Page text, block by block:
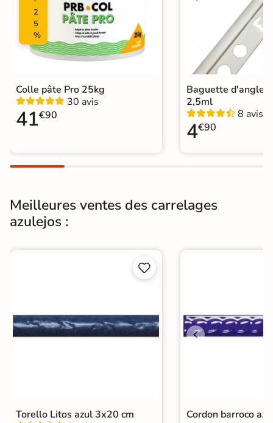
Normes Certification CE
Origine Espagne
Catégories
Carrelage et faïence azulejos
|
Listels salle de bain|Carrelage Bleu
Carrelage 20x20 cm|
Carrelage sol cuisine|
2
5
%
Colle pâte Pro 25kg
30 avis
41€90
Baguette d'angle
2,5ml
8 avis
4€90
Meilleures ventes des carrelages
azulejos :


Torello Litos azul 3x20 cm
Cordon barroco